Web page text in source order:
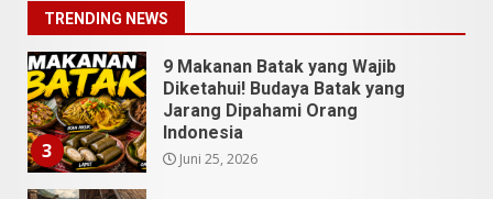
TRENDING NEWS
3
4
Datu Batak: Misteri Tanah
Batak Terungkap!
Juni 11, 2026